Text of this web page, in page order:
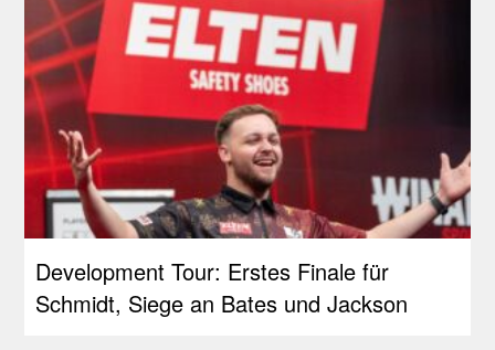
Development Tour: Erstes Finale für
Schmidt, Siege an Bates und Jackson